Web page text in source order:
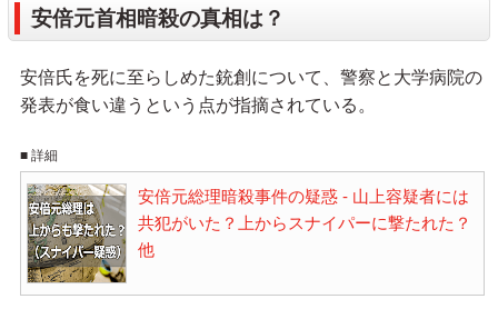
安倍元首相暗殺の真相は？
安倍氏を死に至らしめた銃創について、警察と大学病院の
発表が食い違うという点が指摘されている。
■ 詳細
安倍元総理暗殺事件の疑惑 - 山上容疑者には
共犯がいた？上からスナイパーに撃たれた？
他